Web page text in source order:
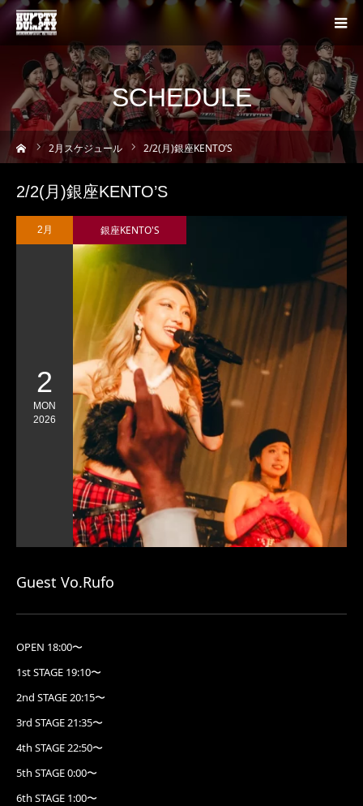
SCHEDULE
ム 2月スケジュール 2/2(月)銀座KENTO’S
2/2(月)銀座KENTO’S
2月
2
MON
2026
銀座KENTO'S
Guest Vo.Rufo
OPEN 18:00〜
1st STAGE 19:10〜
2nd STAGE 20:15〜
3rd STAGE 21:35〜
4th STAGE 22:50〜
5th STAGE 0:00〜
6th STAGE 1:00〜